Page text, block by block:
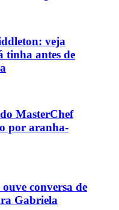
veja
tinha antes de
MasterChef
por aranha-
conversa de
Gabriela